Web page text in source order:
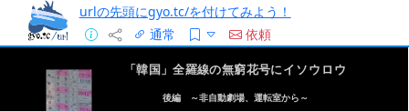
urlの先頭にgyo.tc/を付けてみよう！
通常
依頼